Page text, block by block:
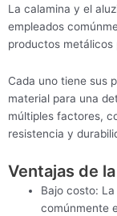
La calamina y el
empleados
productos metálicos
Cada uno tiene sus
material para una
múltiples factores,
resistencia y
Ventajas de
Bajo costo:
comúnmente